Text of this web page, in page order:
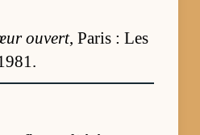
ou­vert, Pa­ris : Les